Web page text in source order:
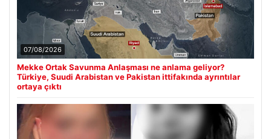
07/08/2026
Mekke Ortak Savunma Anlaşması ne anlama geliyor?
Türkiye, Suudi Arabistan ve Pakistan ittifakında ayrıntılar
ortaya çıktı